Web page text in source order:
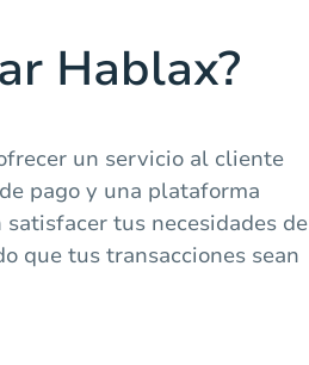
Hablax?
un servicio al cliente
pago y una plataforma
tus necesidades de
que tus transacciones sean